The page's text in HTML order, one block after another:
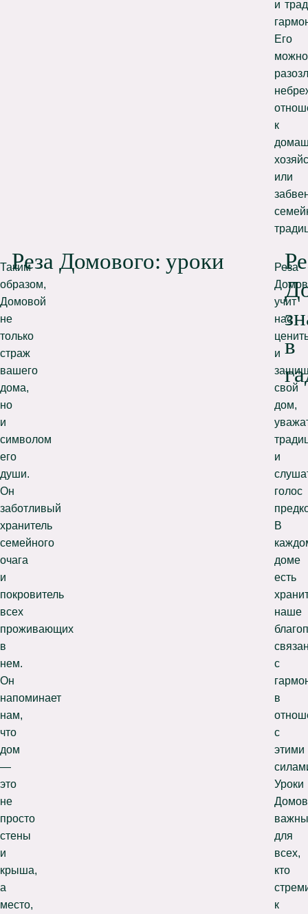
и
Его
можно
к
или
Таким
образом,
Домовой
не
только
страж
вашего
дома,
но
и
символом
его
души.
Он
заботливый
хранитель
семейного
очага
и
покровитель
всех
проживающих
в
нем.
Он
напоминает
нам,
что
дом
—
это
не
просто
стены
и
крыша,
а
место,
Реза Домового: уроки
Реза
учит
нас
и
свой
дом,
и
голос
В
доме
есть
наше
с
в
с
этими
Уроки
важны
для
всех,
кто
к
в